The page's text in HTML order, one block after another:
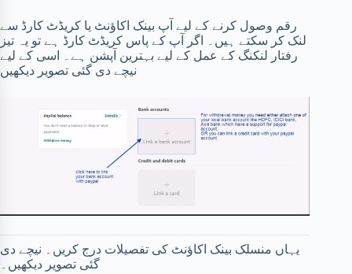
رقم وصول کرنے کے لیے آپ بینک اکاؤنٹ یا کریڈٹ کارڈ سے
لنک کر سکتے ہیں۔ اگر آپ کے پاس کریڈٹ کارڈ ہے تو یہ تیز
رفتار لنکنگ کے عمل کے لیے بہترین آپشن ہے۔ اسی کے لیے
نیچے دی گئی تصویر دیکھیں
یہاں منسلک بینک اکاؤنٹ کی تفصیلات درج کریں۔ نیچے دی
گئی تصویر دیکھیں۔